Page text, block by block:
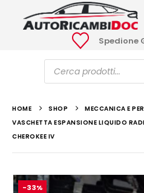
Spedione
Ricerca
prodotti
HOME SHOP
MECCANICA E
VASCHETTA ESPANSIONE LIQUIDO
CHEROKEE IV
-33%